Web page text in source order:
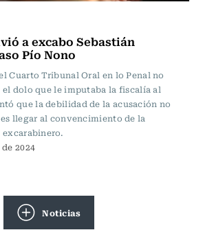
a excabo Sebastián
Pío Nono
Cuarto Tribunal Oral en lo Penal no
dolo que le imputaba la fiscalía al
que la debilidad de la acusación no
llegar al convencimiento de la
2024
Noticias